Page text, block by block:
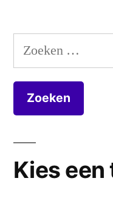
Zoeken
naar:
Kies